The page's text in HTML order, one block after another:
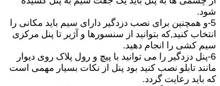
شود.
5-و همچنین برای نصب دزدگیر دارای سیم باید مکانی را
انتخاب کنید,که بتوانید از سنسورها و آژیر تا پنل مرکزی
سیم کشی را انجام دهید.
6-پنل دزدگیر را می توانید با پیچ و رول پلاک روی دیوار
مانند تابلو نصب کنید بود پنل از نکات بسیار مهمی است
که باید رعایت گردد.